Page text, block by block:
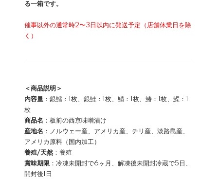
る一箱です。
催事以外の通常時2〜3日以内に発送予定（店舗休業日を除
く）
＜商品説明＞
内容量 ：銀鱈：1枚、銀鮭：1枚、鯖：1枚、鰆：1枚、鰈：1
枚
商品名 ：板前の西京味噌漬け
産地名 ：ノルウェー産、アメリカ産、チリ産、淡路島産、
アメリカ原料（国内加工）
養殖/天然 ：養殖
賞味期限 ：冷凍未開封で6ヶ月、解凍後未開封冷蔵で5日、
開封後1日